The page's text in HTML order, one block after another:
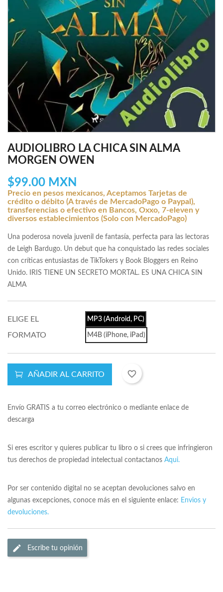
AUDIOLIBRO LA CHICA SIN ALMA
MORGEN OWEN
$99.00 MXN
Precio en pesos mexicanos, Aceptamos Tarjetas de
crédito o débito (A través de MercadoPago o Paypal),
transferencias o efectivo en Bancos, Oxxo, 7-eleven y
diversos establecimientos (Solo con MercadoPago)
Una poderosa novela juvenil de fantasía, perfecta para las lectoras
de Leigh Bardugo. Un debut que ha conquistado las redes sociales
con críticas entusiastas de TikTokers y Book Bloggers en Reino
Unido. IRIS TIENE UN SECRETO MORTAL. ES UNA CHICA SIN
ALMA
ELIGE EL
FORMATO
MP3 (Android, PC)
M4B (iPhone, iPad)
AÑADIR AL CARRITO favorite_border
Envío GRATIS a tu correo electrónico o mediante enlace de
descarga
Si eres escritor y quieres publicar tu libro o si crees que infringieron
tus derechos de propiedad intelectual contactanos Aqui.
Por ser contenido digital no se aceptan devoluciones salvo en
algunas excepciones, conoce más en el siguiente enlace: Envios y
devoluciones.
Escribe tu opinión